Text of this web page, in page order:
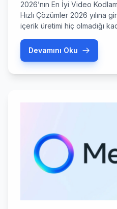
2026’nın En İyi Video
Hızlı Çözümler 2026 yılına
içerik üretimi hiç olmadığı
çözünürlüklerin ve HDR10+
bir dönemdeyiz. Peki, bu
Devamını Oku